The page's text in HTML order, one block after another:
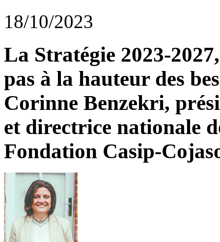
18/10/2023
La Stratégie 2023-
pas à la hauteur des
Corinne Benzekri,
et directrice nationale
Fondation Casip-